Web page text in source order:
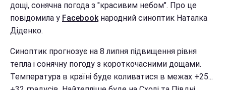
дощі, сонячна погода з "красивим небом". Про це
повідомила у Facebookнародний синоптик Наталка
Діденко.
Синоптик прогнозує на 8 липня підвищення рівня
тепла і сонячну погоду з короткочасними дощами.
Температура в країні буде коливатися в межах +25...